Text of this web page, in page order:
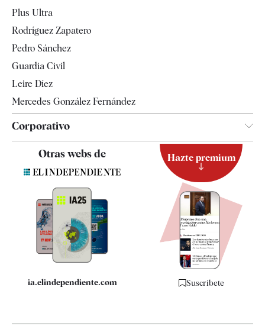
Televisión
Plus Ultra
Rodríguez Zapatero
Pedro Sánchez
Guardia Civil
Leire Díez
Mercedes González Fernández
Corporativo
Contacto
Quiénes somos
Especificaciones
Otras webs de
ia.elindependiente.com
Hazte premium
Suscríbete